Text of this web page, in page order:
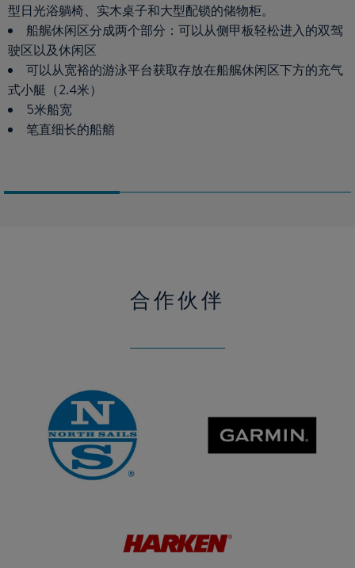
型日光浴躺椅、实木桌子和大型配锁的储物柜。
船艉休闲区分成两个部分：可以从侧甲板轻松进入的双驾
驶区以及休闲区
可以从宽裕的游泳平台获取存放在船艉休闲区下方的充气
式小艇（2.4米）
5米船宽
笔直细长的船艏
分隔成两个空间的大型沙龙区：配有一个沙发和临时性的
桌子的放松区以及配有一个餐桌的就餐区
极为宽裕的主人舱：一个1.6米宽的双人岛床，两个储物吊
柜，众多收纳空间，两边配有大型舷窗
两个配有双人铺的船艉舱
两个盥洗室配有独立淋浴间和海景
多个船体舷窗和甲板舱口让舱内自然光照充足
分隔成两个空间的大型沙龙区：配有一个沙发和临时性的
桌子的放松区以及配有一个餐桌的就餐区
极为宽裕的主人舱：一个1.6米宽的双人岛床，两个储物吊
柜，众多收纳空间，两边配有大型舷窗
两个配有双人铺的船艉舱
每个舱室配有私人盥洗室，内设独立淋浴间和海景
多个船体舷窗和甲板舱口让舱内自然光照充足
合作伙伴